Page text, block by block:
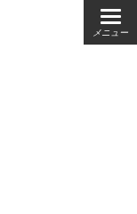
メニュー